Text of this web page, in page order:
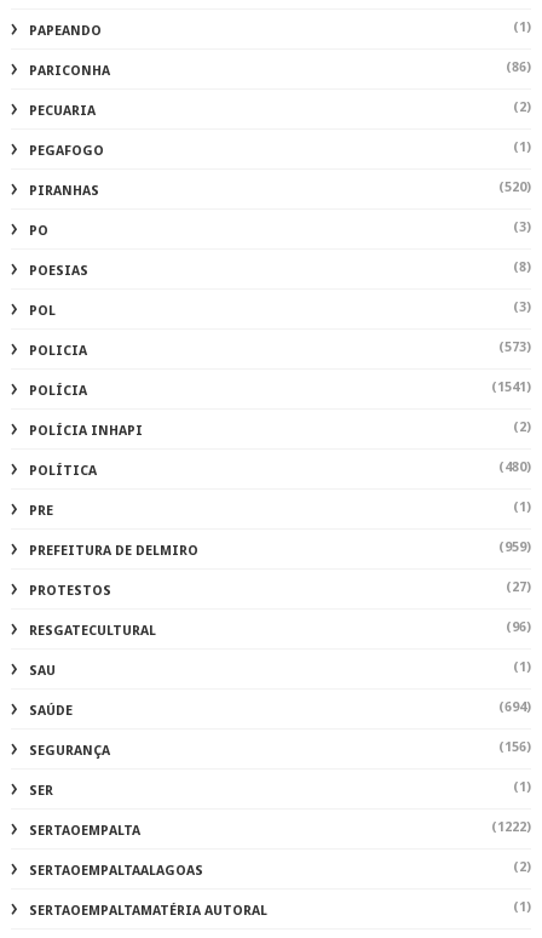
PAPEANDO (1)
PARICONHA (86)
PECUARIA (2)
PEGAFOGO (1)
PIRANHAS (520)
PO (3)
POESIAS (8)
POL (3)
POLICIA (573)
POLÍCIA (1541)
POLÍCIA INHAPI (2)
POLÍTICA (480)
PRE (1)
PREFEITURA DE DELMIRO (959)
PROTESTOS (27)
RESGATECULTURAL (96)
SAU (1)
SAÚDE (694)
SEGURANÇA (156)
SER (1)
SERTAOEMPALTA (1222)
SERTAOEMPALTAALAGOAS (2)
SERTAOEMPALTAMATÉRIA AUTORAL (1)